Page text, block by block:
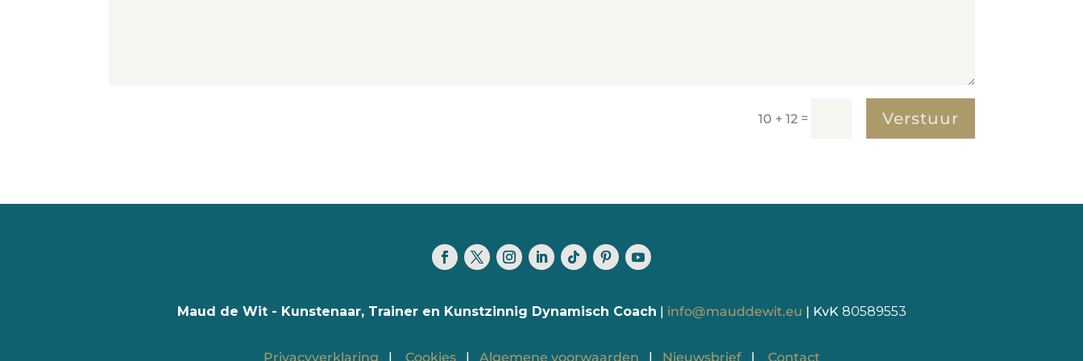
10 + 12= Verstuur
Maud de Wit - Kunstenaar, Trainer en Kunstzinnig Dynamisch Coach | info@mauddewit.eu | KvK 80589553
Privacyverklaring | Cookies| Algemene voorwaarden | Nieuwsbrief| Contact